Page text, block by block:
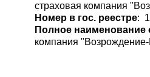
страховая компания
Номер в гос. реестре:
Полное наименование
компания